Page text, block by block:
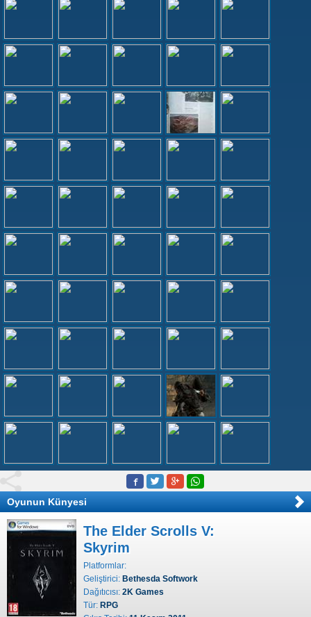
Oyunun Künyesi
The Elder Scrolls V:
Skyrim
Platformlar:
Geliştirici: Bethesda Softwork
Dağıtıcısı: 2K Games
Tür: RPG